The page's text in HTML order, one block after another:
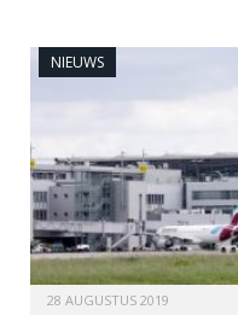
NIEUWS
28 AUGUSTUS 2019